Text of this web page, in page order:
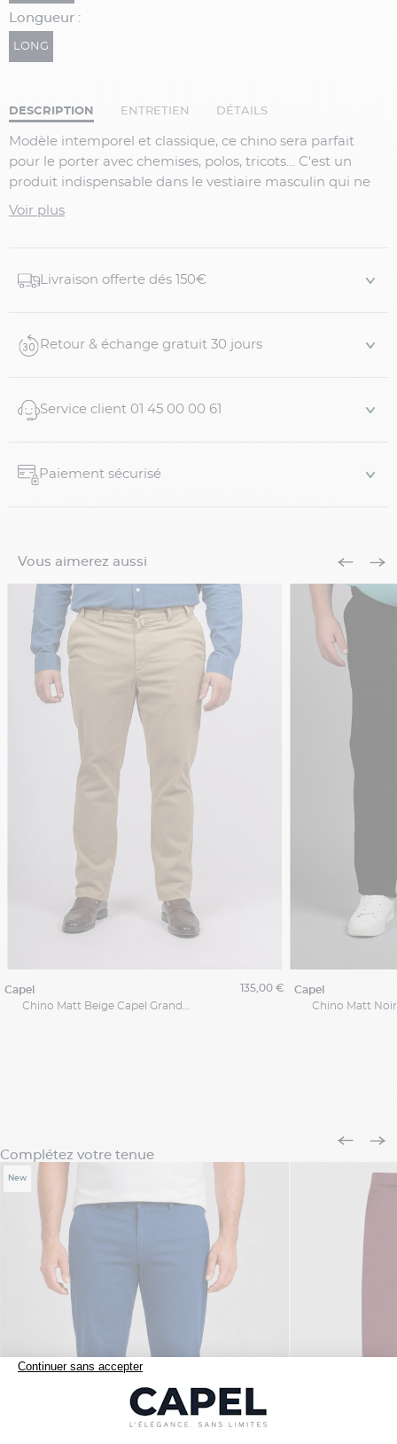
Longueur :
LONG
DESCRIPTION ENTRETIEN DÉTAILS
Modèle intemporel et classique, ce chino sera parfait
pour le porter avec chemises, polos, tricots… C'est un
produit indispensable dans le vestiaire masculin qui ne
vous fera jamais défaut. Son tissu en toile de coton le
grâce à ses 2% d'élasthanne.
Coupe droite ajustée
Voir plus
Livraison offerte dés 150€
Retour & échange gratuit 30 jours
Service client 01 45 00 00 61
Paiement sécurisé
Vous aimerez aussi
capel
135,00 € capel
Complétez votre tenue
New